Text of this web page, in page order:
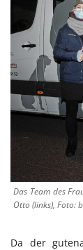
Das Team des
Otto (links), Foto:
Da der